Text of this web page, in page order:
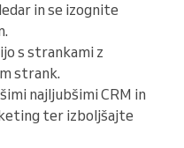
in se izognite
s strankami z
strank.
najljubšimi CRM in
ter izboljšajte